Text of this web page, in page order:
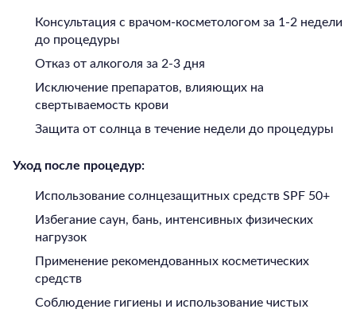
Консультация с врачом-косметологом за 1-2 недели
до процедуры
Отказ от алкоголя за 2-3 дня
Исключение препаратов, влияющих на
свертываемость крови
Защита от солнца в течение недели до процедуры
Уход после процедур:
Использование солнцезащитных средств SPF 50+
Избегание саун, бань, интенсивных физических
нагрузок
Применение рекомендованных косметических
средств
Соблюдение гигиены и использование чистых